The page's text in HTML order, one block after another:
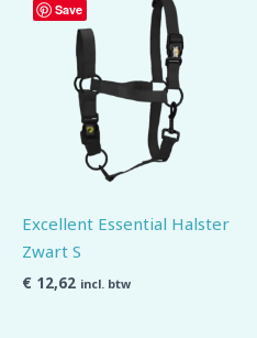
Save
Excellent Essential Halster
Zwart S
€ 12,62 incl. btw